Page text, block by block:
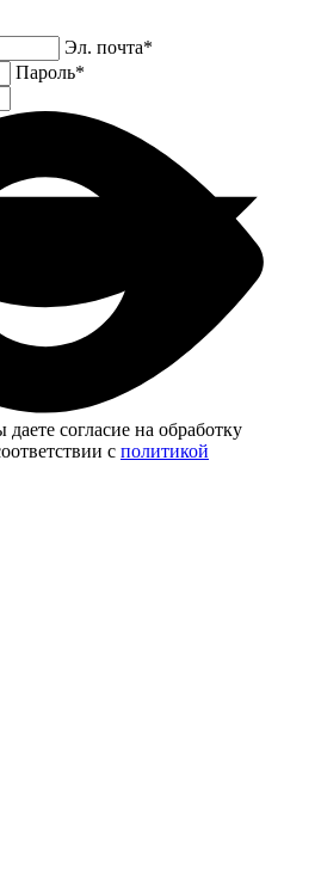
Эл. почта*
Пароль*
согласие на обработку
с политикой